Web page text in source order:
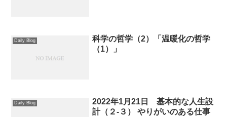
Daily Blog
科学の哲学（2）「温暖化の哲学
（1）」
Daily Blog
2022年1月21日 基本的な人生設
計（２-３） やりがいのある仕事